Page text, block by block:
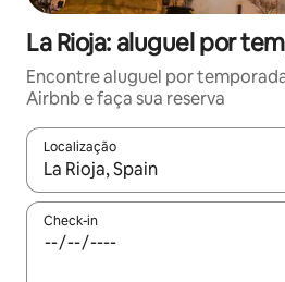
La Rioja: aluguel por
Encontre aluguel por
Airbnb e faça sua reserva
Localização
Quando os resultados estiverem
Check-in